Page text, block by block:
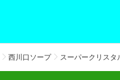
西川口ソープ スーパークリスタ